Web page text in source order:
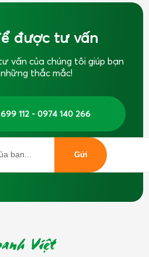
được tư vấn
vấn của chúng tôi giúp bạn
thắc mắc!
112 - 0974 140 266
Việt